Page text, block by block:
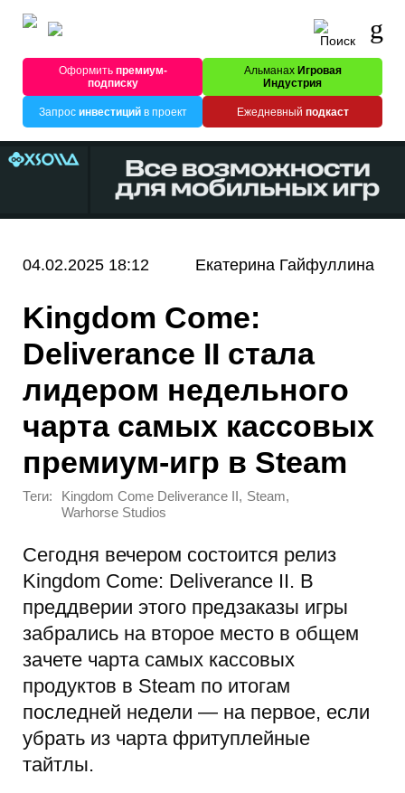
Оформитьпремиум-
подписку
Альманах Игровая
Индустрия
Запрос инвестицийв проект Ежедневный подкаст
04.02.2025 18:12 Екатерина Гайфуллина
Kingdom Come:
Deliverance II стала
лидером недельного
чарта самых кассовых
премиум-игр в Steam
Теги: Kingdom Come Deliverance II , Steam,
Warhorse Studios
Сегодня вечером состоится релиз
Kingdom Come: Deliverance II. В
преддверии этого предзаказы игры
забрались на второе место в общем
зачете чарта самых кассовых
продуктов в Steam по итогам
последней недели — на первое, если
убрать из чарта фритуплейные
тайтлы.